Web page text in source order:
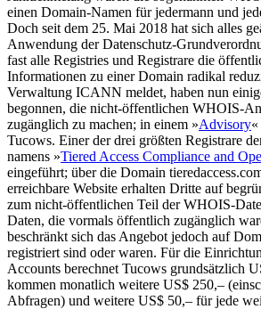
einen Domain-Namen für jedermann und
Doch seit dem 25. Mai 2018 hat sich alles
Anwendung der Datenschutz-
fast alle Registries und Registrare die
Informationen zu einer Domain radikal
Verwaltung ICANN meldet, haben nun
begonnen, die nicht-öffentlichen WHOIS-
zugänglich zu machen; in einem »Advisory
Tucows. Einer der drei größten Registrare
namens »Tiered Access Compliance and
eingeführt; über die Domain
erreichbare Website erhalten Dritte auf
zum nicht-öffentlichen Teil der WHOIS-
Daten, die vormals öffentlich zugänglich
beschränkt sich das Angebot jedoch auf
registriert sind oder waren. Für die
Accounts berechnet Tucows grundsätzlich
kommen monatlich weitere US$ 250,–
Abfragen) und weitere US$ 50,– für jede